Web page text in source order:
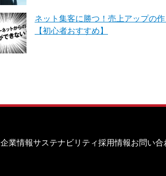
ネット集客に勝つ！売上アップの作
【初心者おすすめ】
企業情報サステナビリティ採用情報お問い合